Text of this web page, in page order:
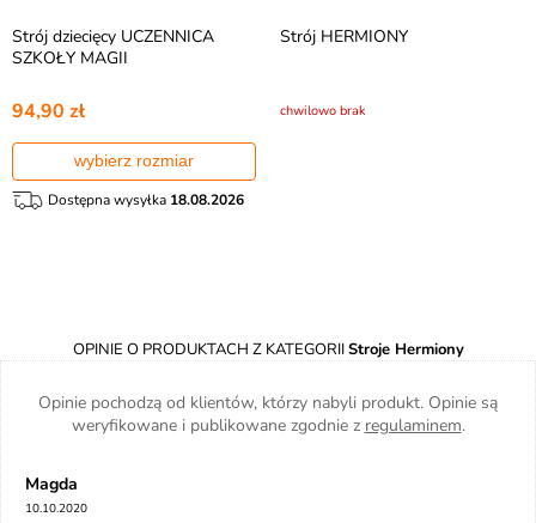
Strój dziecięcy UCZENNICA
SZKOŁY MAGII
94,90 zł
wybierz rozmiar
Dostępna wysyłka 18.08.2026
Strój HERMIONY
chwilowo brak
OPINIE O PRODUKTACH Z KATEGORIIStroje Hermiony
Opinie pochodzą od klientów, którzy nabyli produkt. Opinie są
weryfikowane i publikowane zgodnie z regulaminem.
Magda
10.10.2020